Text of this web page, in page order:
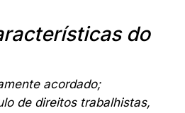
do
acordado;
de direitos trabalhistas,